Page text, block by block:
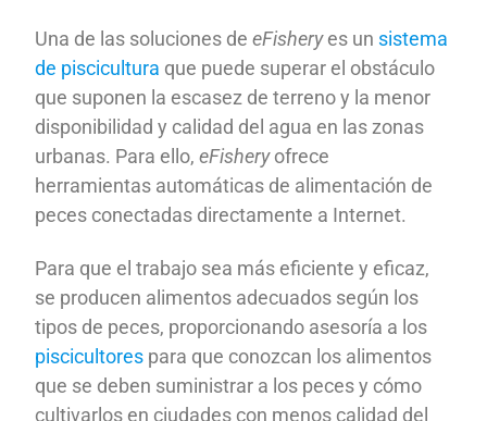
Una de las soluciones deeFisheryes un sistema
de piscicultura que puede superar el obstáculo
que suponen la escasez de terreno y la menor
disponibilidad y calidad del agua en las zonas
urbanas. Para ello,eFisheryofrece
herramientas automáticas de alimentación de
peces conectadas directamente a Internet.
Para que el trabajo sea más eficiente y eficaz,
se producen alimentos adecuados según los
tipos de peces, proporcionando asesoría a los
piscicultores para que conozcan los alimentos
que se deben suministrar a los peces y cómo
cultivarlos en ciudades con menos calidad del